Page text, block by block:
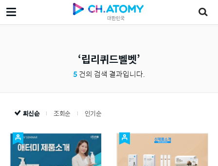
대한민국
립리퀴드벨벳
5건의 검색 결과입니다.
최신순 조회순 인기순